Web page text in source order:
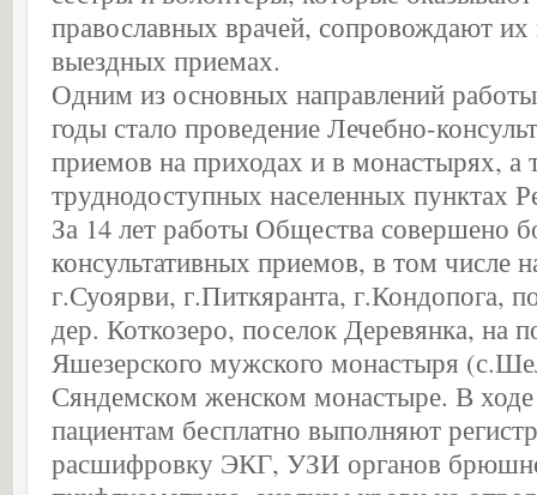
православных врачей, сопровождают их
выездных приемах.
Одним из основных направлений
годы стало проведение Лечебно-
приемов на приходах и в монастырях, а
труднодоступных населенных пунктах
За 14 лет работы Общества совершено
консультативных приемов, в том числе
г.Суоярви, г.Питкяранта, г.Кондопога,
дер. Коткозеро, поселок Деревянка, на
Яшезерского мужского монастыря
Сяндемском женском монастыре. В
пациентам бесплатно выполняют
расшифровку ЭКГ, УЗИ органов